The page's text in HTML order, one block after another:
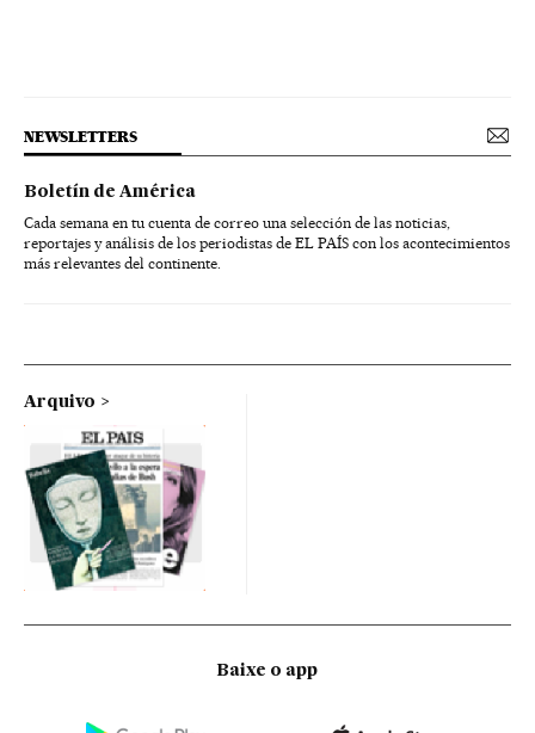
NEWSLETTERS
Boletín de América
Cada semana en tu cuenta de correo una selección de las noticias,
reportajes y análisis de los periodistas de EL PAÍS con los acontecimientos
más relevantes del continente.
Arquivo
Baixe o app